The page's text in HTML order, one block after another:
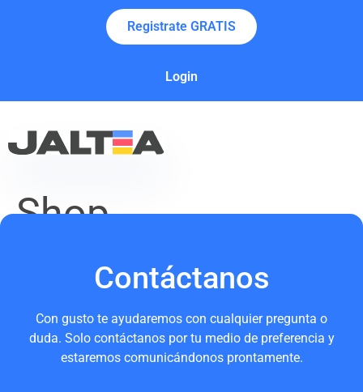
Registrate GRATIS
Login
Shop
Contáctanos
Con gusto te ayudaremos con cualquier pregunta o
duda. Solo contáctanos por tu medio de preferencia y
estaremos comunicándonos prontamente.